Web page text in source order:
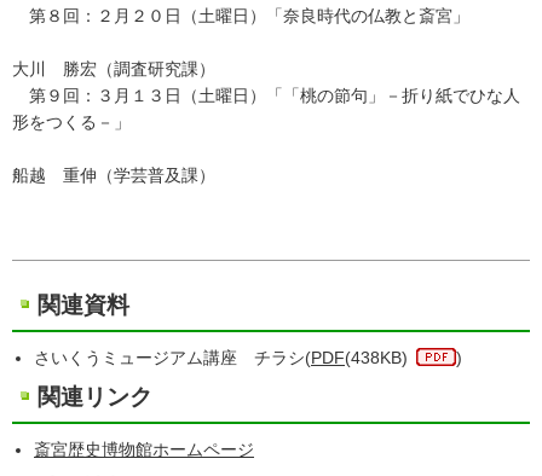
第８回：２月２０日（土曜日）「奈良時代の仏教と斎宮」
大川 勝宏（調査研究課）
第９回：３月１３日（土曜日）「「桃の節句」－折り紙でひな人
形をつくる－」
船越 重伸（学芸普及課）
関連資料
さいくうミュージアム講座 チラシ(PDF(438KB) )
関連リンク
斎宮歴史博物館ホームページ